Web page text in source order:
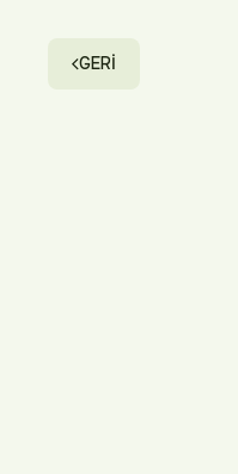
GERİ